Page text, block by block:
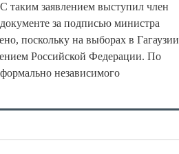
таким заявлением выступил член
за подписью министра
поскольку на выборах в Гагаузии
Российской Федерации. По
независимого